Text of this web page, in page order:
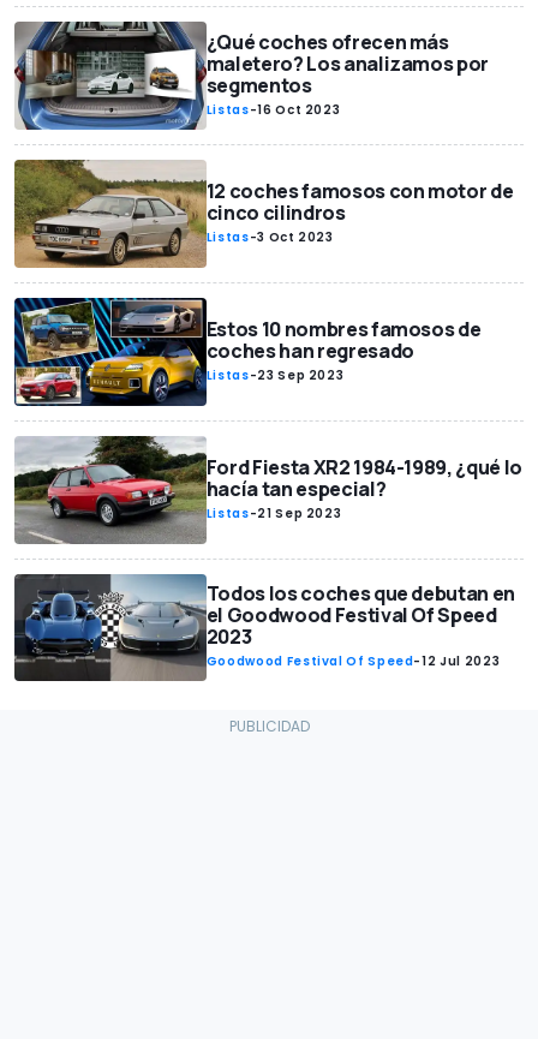
¿Qué coches ofrecen más
maletero? Los analizamos por
segmentos
Listas-16 Oct 2023
12 coches famosos con motor de
cinco cilindros
Listas-3 Oct 2023
Estos 10 nombres famosos de
coches han regresado
Listas-23 Sep 2023
Ford Fiesta XR2 1984-1989, ¿qué lo
hacía tan especial?
Listas-21 Sep 2023
Todos los coches que debutan en
el Goodwood Festival Of Speed
2023
Goodwood Festival Of Speed-12 Jul 2023